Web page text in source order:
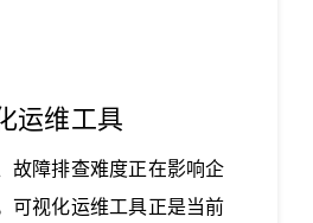
运维工具
故障排查难度正在影响企
可视化运维工具​正是当前